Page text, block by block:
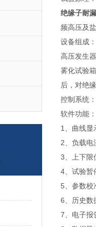
绝缘子耐
频高压及
设备组成：
高压发生
雾化试验
后，对绝
控制系统
软件功能：
1、曲线显
2、负载电
3、上下限
4、试验暂
5、参数校
6、历史数
7、电子报